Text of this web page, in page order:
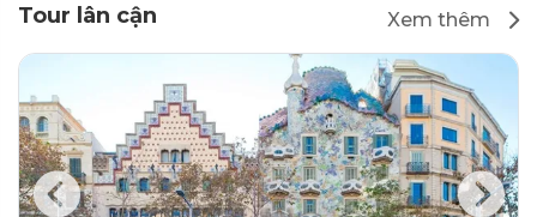
Tour lân cận Xem thêm